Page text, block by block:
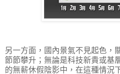
另一方面，國內景氣不見起色，
節節攀升；無論是科技新貴或基
的無薪休假陰影中，在這種情況